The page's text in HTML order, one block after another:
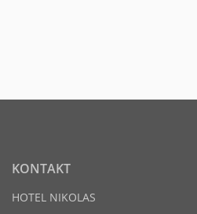
KONTAKT
HOTEL NIKOLAS